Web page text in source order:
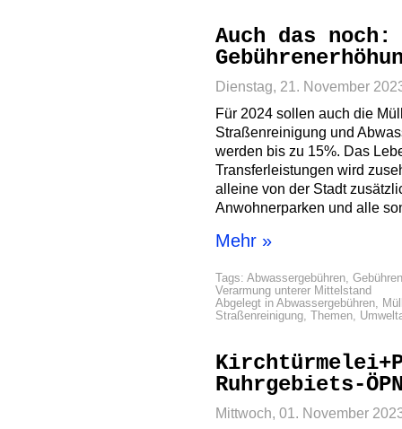
Auch das
Dienstag, 21. November
Für 2024 sollen auch die
Straßenreinigung und
werden bis zu 15%. Das
Transferleistungen wird
alleine von der Stadt
Anwohnerparken und alle
Mehr »
Tags: Abwassergebühren,
Verarmung unterer Mittelstand
Abgelegt in Abwassergebühren,
Straßenreinigung, Themen,
Ruhrgebiets-
Mittwoch, 01. November